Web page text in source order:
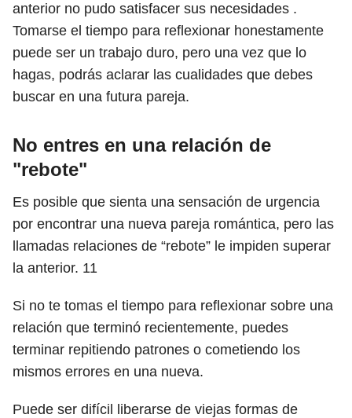
anterior no pudo satisfacer sus necesidades .
Tomarse el tiempo para reflexionar honestamente
puede ser un trabajo duro, pero una vez que lo
hagas, podrás aclarar las cualidades que debes
buscar en una futura pareja.
No entres en una relación de
"rebote"
Es posible que sienta una sensación de urgencia
por encontrar una nueva pareja romántica, pero las
llamadas relaciones de “rebote” le impiden superar
la anterior. 11
Si no te tomas el tiempo para reflexionar sobre una
relación que terminó recientemente, puedes
terminar repitiendo patrones o cometiendo los
mismos errores en una nueva.
Puede ser difícil liberarse de viejas formas de